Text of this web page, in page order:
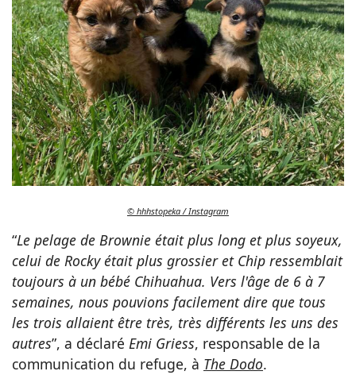
© hhhstopeka / Instagram
“Le pelage de Brownie était plus long et plus soyeux,
celui de Rocky était plus grossier et Chip ressemblait
toujours à un bébé Chihuahua. Vers l'âge de 6 à 7
semaines, nous pouvions facilement dire que tous
les trois allaient être très, très différents les uns des
autres”, a déclaré Emi Griess, responsable de la
communication du refuge, à The Dodo.